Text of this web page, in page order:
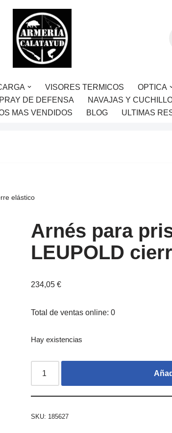
VISORES TERMICOS OPTICA
DE DEFENSA NAVAJAS Y
MAS VENDIDOS BLOG ULTIMAS
elástico
Arnés para
LEUPOLD
234,05 €
Total de ventas online: 0
Hay existencias
SKU: 185627